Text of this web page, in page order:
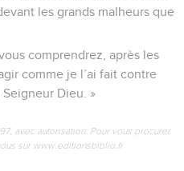
les grands malheurs que
comprendrez, après les
comme je l’ai fait contre
Dieu. »
avec autorisation. Pour vous procurer
sur www.editionsbiblio.fr